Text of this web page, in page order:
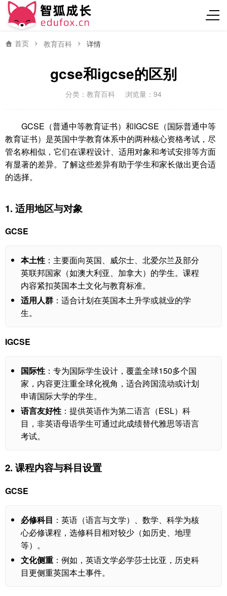
首页 教育百科 详情
gcse和igcse的区别
分类： 教育百科 浏览量：94
GCSE（普通中等教育证书）和IGCSE（国际普通中等
教育证书）是英国中学教育体系中的两种核心资格考试，尽
管名称相似，它们在课程设计、适用对象和考试安排等方面
有显著的差异。了解这些差异有助于学生和家长做出更合适
的选择。
1. 适用地区与对象
GCSE
本土性 ：主要面向英国、威尔士、北爱尔兰及部分
英联邦国家（如澳大利亚、加拿大）的学生。课程
内容紧扣英国本土文化与教育标准。
适用人群 ：适合计划在英国本土升学或就业的学
生。
IGCSE
国际性 ：专为国际学生设计，覆盖全球150多个国
家，内容更注重全球化视角，适合跨国流动或计划
申请国际大学的学生。
语言友好性 ：提供英语作为第二语言（ESL）科
目，非英语母语学生可通过此成绩替代雅思等语言
考试。
2. 课程内容与科目设置
GCSE
必修科目 ：英语（语言与文学）、数学、科学为核
心必修课程，选修科目相对较少（如历史、地理
等）。
文化侧重 ：例如，英语文学必学莎士比亚，历史科
目更侧重英国本土事件。